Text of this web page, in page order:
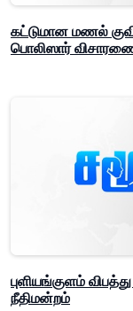
கட்டுமான மணல்
பொலிஸார்
புளியங்குளம்
நீதிமன்றம்